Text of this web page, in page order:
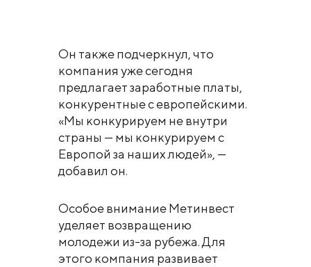
Он также подчеркнул, что
компания уже сегодня
предлагает заработные платы,
конкурентные с европейскими.
«Мы конкурируем не внутри
страны — мы конкурируем с
Европой за наших людей», —
добавил он.
Особое внимание Метинвест
уделяет возвращению
молодежи из-за рубежа. Для
этого компания развивает